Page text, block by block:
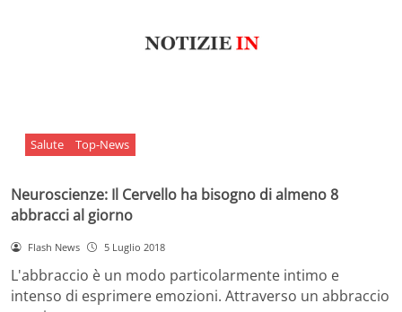
Salute Top-News
Neuroscienze: Il Cervello ha bisogno di almeno 8
abbracci al giorno
Flash News 5 Luglio 2018
L'abbraccio è un modo particolarmente intimo e
intenso di esprimere emozioni. Attraverso un abbraccio